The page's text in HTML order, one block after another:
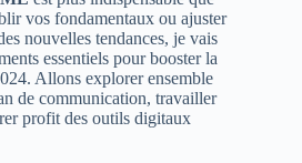
vos fondamentaux ou ajuster
nouvelles tendances, je vais
essentiels pour booster la
Allons explorer ensemble
de communication, travailler
profit des outils digitaux